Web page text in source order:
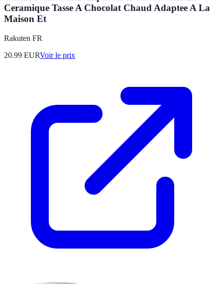
Ceramique Tasse A Chocolat Chaud Adaptee A La
Maison Et
Rakuten FR
20.99 EURVoir le prix